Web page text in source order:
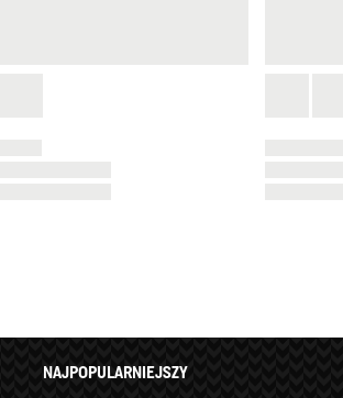
NAJPOPULARNIEJSZY